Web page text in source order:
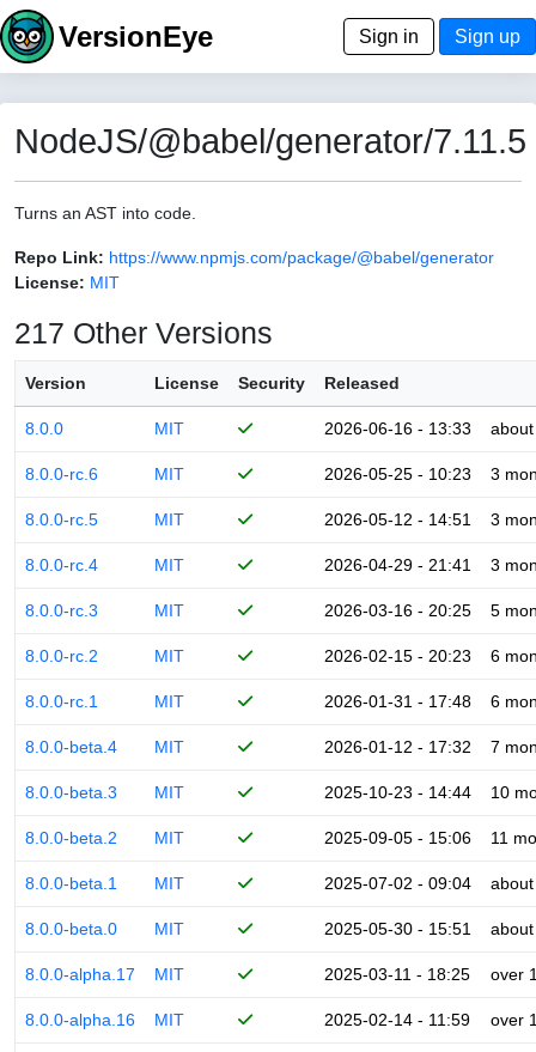
VersionEye Sign in Sign up
NodeJS/@babel/generator/7.11.5
Turns an AST into code.
Repo Link: https://www.npmjs.com/package/@babel/generator
License: MIT
217 Other Versions
Version License Security Released
8.0.0 MIT 2026-06-16 - 13:33
8.0.0-rc.6 MIT 2026-05-25 - 10:23 3
8.0.0-rc.5 MIT 2026-05-12 - 14:51 3
8.0.0-rc.4 MIT 2026-04-29 - 21:41 3
8.0.0-rc.3 MIT 2026-03-16 - 20:25 5
8.0.0-rc.2 MIT 2026-02-15 - 20:23 6
8.0.0-rc.1 MIT 2026-01-31 - 17:48 6
8.0.0-beta.4 MIT 2026-01-12 - 17:32 7
8.0.0-beta.3 MIT 2025-10-23 - 14:44 10
8.0.0-beta.2 MIT 2025-09-05 - 15:06 11
8.0.0-beta.1 MIT 2025-07-02 - 09:04
8.0.0-beta.0 MIT 2025-05-30 - 15:51
8.0.0-alpha.17 MIT 2025-03-11 - 18:25 over
8.0.0-alpha.16 MIT 2025-02-14 - 11:59 over